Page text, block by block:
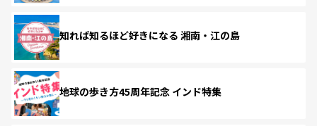
知れば知るほど好きになる 湘南・江の島
地球の歩き方45周年記念 インド特集